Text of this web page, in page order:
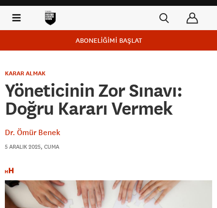
ABONELİĞİMİ BAŞLAT
KARAR ALMAK
Yöneticinin Zor Sınavı:
Doğru Kararı Vermek
Dr. Ömür Benek
5 ARALIK 2025, CUMA